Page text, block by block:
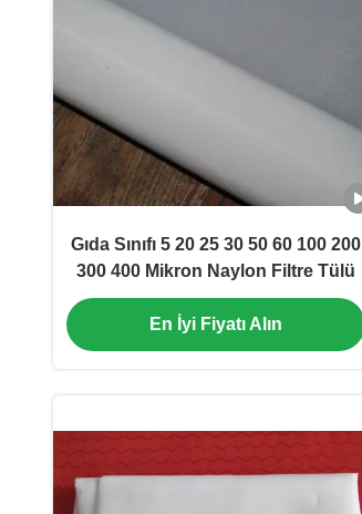
Gıda Sınıfı 5 20 25 30 50 60 100 200
300 400 Mikron Naylon Filtre Tülü
En İyi Fiyatı Alın